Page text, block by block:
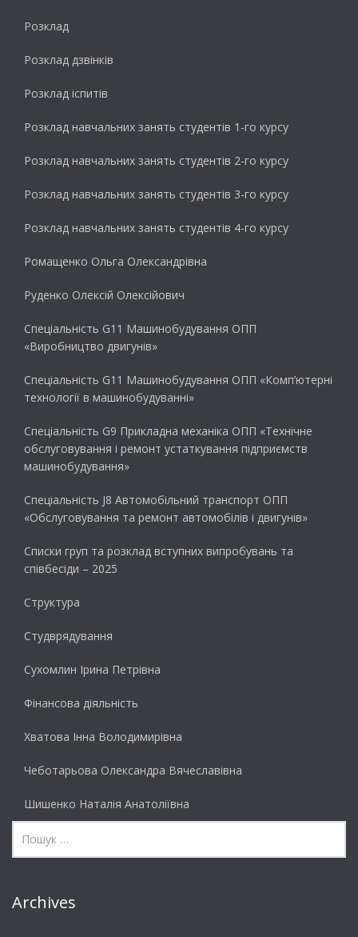
Розклад
Розклад дзвінків
Розклад іспитів
Розклад навчальних занять студентів 1-го курсу
Розклад навчальних занять студентів 2-го курсу
Розклад навчальних занять студентів 3-го курсу
Розклад навчальних занять студентів 4-го курсу
Ромащенко Ольга Олександрівна
Руденко Олексій Олексійович
Спеціальність G11 Машинобудування ОПП
«Виробництво двигунів»
Спеціальність G11 Машинобудування ОПП «Комп’ютерні
технології в машинобудуванні»
Спеціальність G9 Прикладна механіка ОПП «Технічне
обслуговування і ремонт устаткування підприємств
машинобудування»
Спеціальність J8 Автомобільний транспорт ОПП
«Обслуговування та ремонт автомобілів і двигунів»
Списки груп та розклад вступних випробувань та
співбесіди – 2025
Структура
Студврядування
Сухомлин Ірина Петрівна
Фінансова діяльність
Хватова Інна Володимирівна
Чеботарьова Олександра Вячеславівна
Шишенко Наталія Анатоліївна
Archives